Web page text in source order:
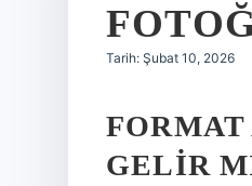
Tarih: Şubat 10, 2026
GELIR